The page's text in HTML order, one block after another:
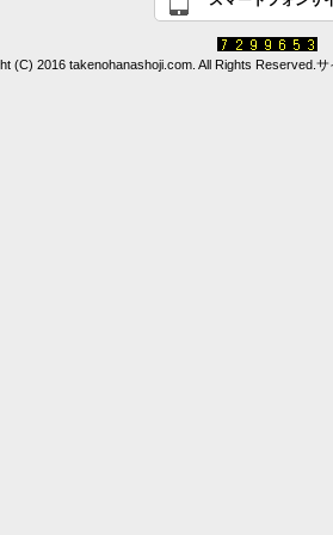
(C) 2016 takenohanashoji.com. All Rights Reserved.